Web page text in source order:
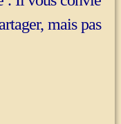
mais pas